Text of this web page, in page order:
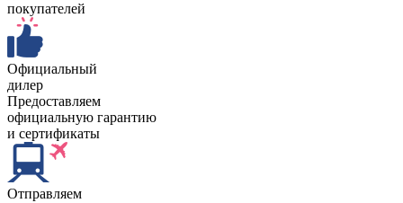
покупателей
Официальный
дилер
Предоставляем
официальную гарантию
и сертификаты
Отправляем